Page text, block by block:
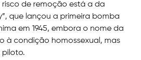
risco de remoção está a da
que lançou a primeira bomba
em 1945, embora o nome da
à condição homossexual, mas